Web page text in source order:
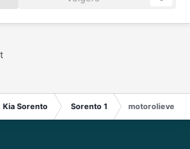
Kia Sorento Sorento 1